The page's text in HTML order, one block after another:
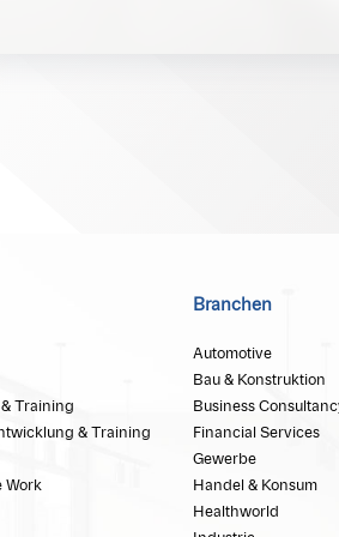
Training
& Training
Work
Branchen
Automotive
Bau & Konstruktion
Business
Financial Services
Gewerbe
Handel & Konsum
Healthworld